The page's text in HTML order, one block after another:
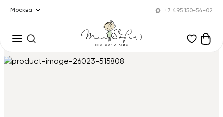
Москва +7 495 150-54-02